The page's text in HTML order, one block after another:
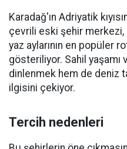
Karadağ'ın Adriyatik
çevrili eski şehir merkezi,
yaz aylarının en popüler
gösteriliyor. Sahil
dinlenmek hem de deniz
ilgisini çekiyor.
Tercih nedenleri